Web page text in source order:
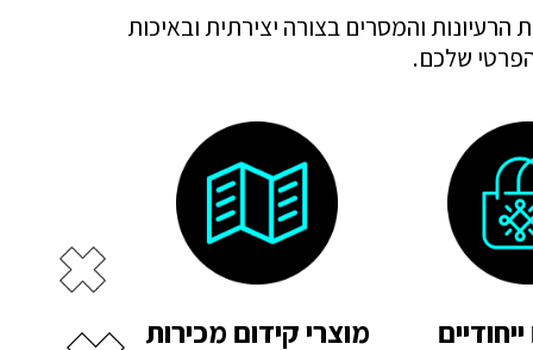
והמסרים בצורה יצירתית ובאיכות
הפרטי שלכם.
מוצרי קידום מכירות